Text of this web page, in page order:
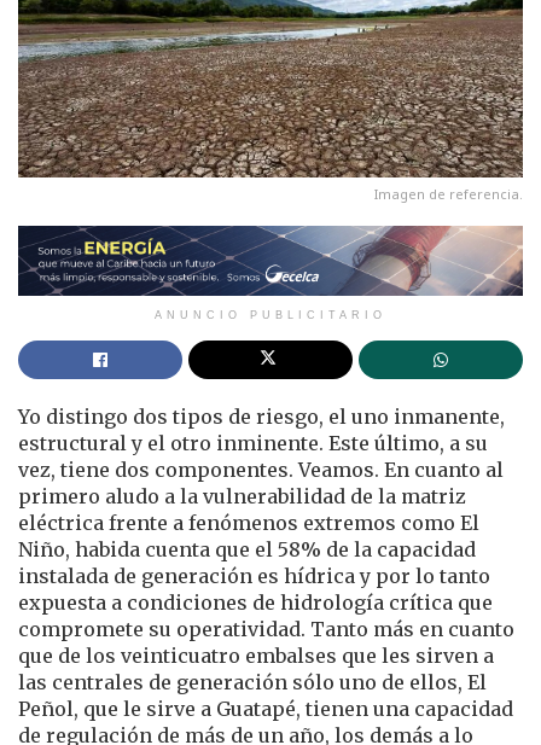
Imagen de referencia.
ANUNCIO PUBLICITARIO
Yo distingo dos tipos de riesgo, el uno inmanente,
estructural y el otro inminente. Este último, a su
vez, tiene dos componentes. Veamos. En cuanto al
primero aludo a la vulnerabilidad de la matriz
eléctrica frente a fenómenos extremos como El
Niño, habida cuenta que el 58% de la capacidad
instalada de generación es hídrica y por lo tanto
expuesta a condiciones de hidrología crítica que
compromete su operatividad. Tanto más en cuanto
que de los veinticuatro embalses que les sirven a
las centrales de generación sólo uno de ellos, El
Peñol, que le sirve a Guatapé, tienen una capacidad
de regulación de más de un año, los demás a lo